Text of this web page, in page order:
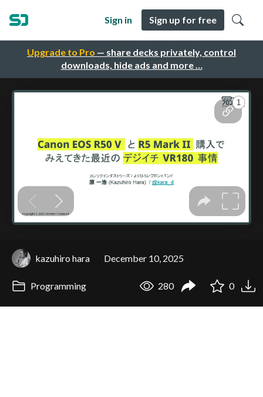
Upgrade to Pro — share decks privately, control
downloads, hide ads and more …
Sign in Sign up for free
kazuhiro hara December 10, 2025
Programming 280 0